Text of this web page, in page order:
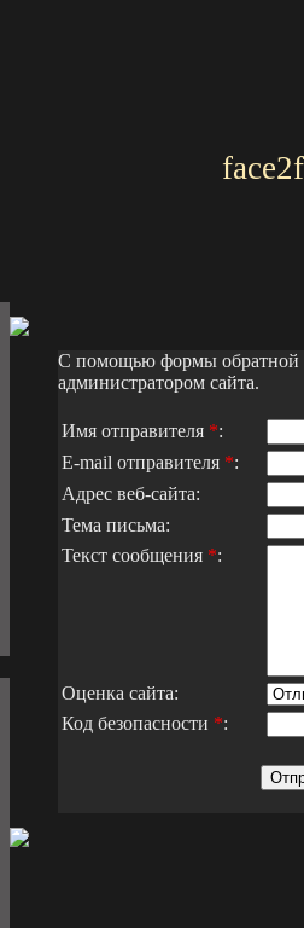
С помощью формы обратной
администратором сайта.
Имя отправителя *:
E-mail отправителя *:
Адрес веб-сайта:
Тема письма:
Текст сообщения *:
Оценка сайта:
Код безопасности *: